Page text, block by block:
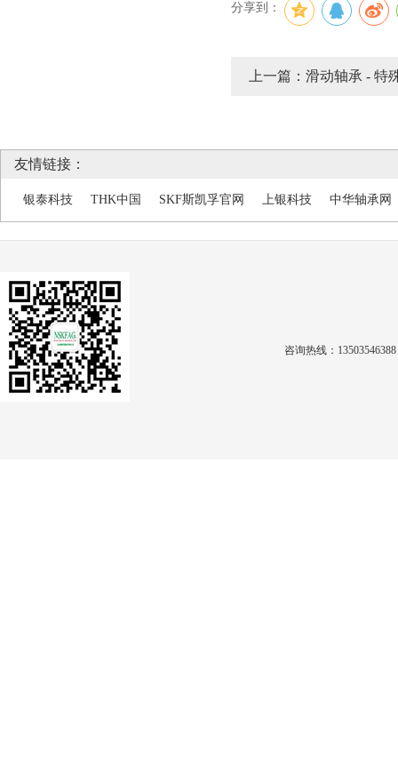
分享到：
上一篇：滑动轴承 - 特
友情链接：
银泰科技 THK中国 SKF斯凯孚官网 上银科技 中华轴承网
咨询热线：